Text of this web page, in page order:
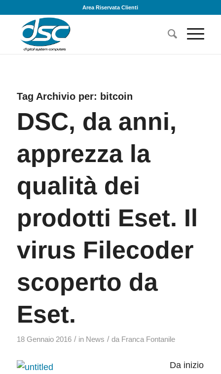
Area Riservata Clienti
Tag Archivio per: bitcoin
DSC, da anni,
apprezza la
qualità dei
prodotti Eset. Il
virus Filecoder
scoperto da
Eset.
18 Gennaio 2016 / in News / da Franca Fontanile
Da inizio